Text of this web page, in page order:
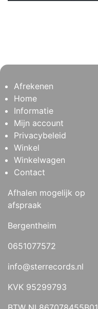
Afrekenen
Home
Informatie
Mijn account
Privacybeleid
Winkel
Winkelwagen
Contact
Afhalen mogelijk op
afspraak
Bergentheim
0651077572
info@sterrecords.nl
KVK 95299793